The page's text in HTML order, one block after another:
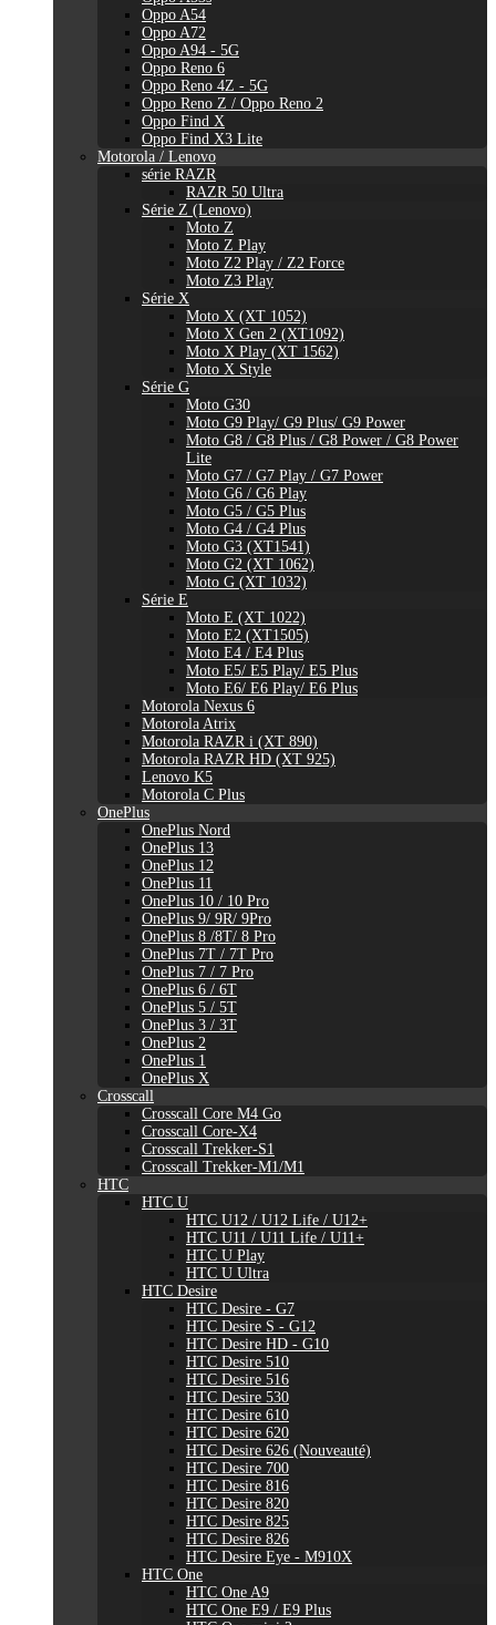
Oppo A54
Oppo A72
Oppo A94 - 5G
Oppo Reno 6
Oppo Reno 4Z - 5G
Oppo Reno Z / Oppo Reno 2
Oppo Find X
Oppo Find X3 Lite
Motorola / Lenovo
série RAZR
RAZR 50 Ultra
Série Z (Lenovo)
Moto Z
Moto Z Play
Moto Z2 Play / Z2 Force
Moto Z3 Play
Série X
Moto X (XT 1052)
Moto X Gen 2 (XT1092)
Moto X Play (XT 1562)
Moto X Style
Série G
Moto G30
Moto G9 Play/ G9 Plus/ G9 Power
Moto G8 / G8 Plus / G8 Power / G8 Power
Lite
Moto G7 / G7 Play / G7 Power
Moto G6 / G6 Play
Moto G5 / G5 Plus
Moto G4 / G4 Plus
Moto G3 (XT1541)
Moto G2 (XT 1062)
Moto G (XT 1032)
Série E
Moto E (XT 1022)
Moto E2 (XT1505)
Moto E4 / E4 Plus
Moto E5/ E5 Play/ E5 Plus
Moto E6/ E6 Play/ E6 Plus
Motorola Nexus 6
Motorola Atrix
Motorola RAZR i (XT 890)
Motorola RAZR HD (XT 925)
Lenovo K5
Motorola C Plus
OnePlus
OnePlus Nord
OnePlus 13
OnePlus 12
OnePlus 11
OnePlus 10 / 10 Pro
OnePlus 9/ 9R/ 9Pro
OnePlus 8 /8T/ 8 Pro
OnePlus 7T / 7T Pro
OnePlus 7 / 7 Pro
OnePlus 6 / 6T
OnePlus 5 / 5T
OnePlus 3 / 3T
OnePlus 2
OnePlus 1
OnePlus X
Crosscall
Crosscall Core M4 Go
Crosscall Core-X4
Crosscall Trekker-S1
Crosscall Trekker-M1/M1
HTC
HTC U
HTC U12 / U12 Life / U12+
HTC U11 / U11 Life / U11+
HTC U Play
HTC U Ultra
HTC Desire
HTC Desire - G7
HTC Desire S - G12
HTC Desire HD - G10
HTC Desire 510
HTC Desire 516
HTC Desire 530
HTC Desire 610
HTC Desire 620
HTC Desire 626 (Nouveauté)
HTC Desire 700
HTC Desire 816
HTC Desire 820
HTC Desire 825
HTC Desire 826
HTC Desire Eye - M910X
HTC One
HTC One A9
HTC One E9 / E9 Plus